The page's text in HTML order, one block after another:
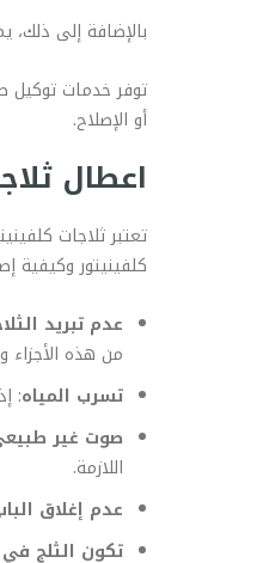
بالإضافة إلى ذلك،
توفر خدمات توكيل
أو الإصلاح.
اعطال
تعتبر ثلاجات
كلفينيتور وكيفية
عدم تبريد
من هذه الأجزاء
تسرب المياه:
صوت غير
اللازمة.
عدم إغلاق
تكون الثلج في